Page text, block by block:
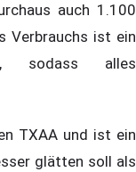
auch 1.100
Verbrauchs ist ein
sodass alles
TXAA und ist ein
glätten soll als